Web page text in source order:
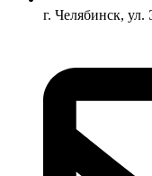
г. Челябинск, ул.